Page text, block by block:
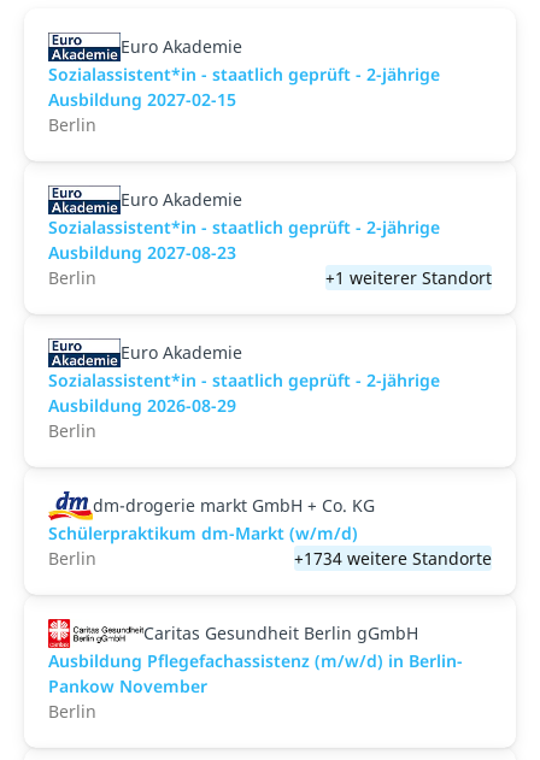
Euro Akademie
Sozialassistent*in - staatlich geprüft - 2-jährige
Ausbildung 2027-02-15
Berlin
Euro Akademie
Sozialassistent*in - staatlich geprüft - 2-jährige
Ausbildung 2027-08-23
Berlin
+1 weiterer Standort
Euro Akademie
Sozialassistent*in - staatlich geprüft - 2-jährige
Ausbildung 2026-08-29
Berlin
dm-drogerie markt GmbH + Co. KG
Schülerpraktikum dm-Markt (w/m/d)
Berlin
+1734 weitere Standorte
Caritas Gesundheit Berlin gGmbH
Ausbildung Pflegefachassistenz (m/w/d) in Berlin-
Pankow November
Berlin